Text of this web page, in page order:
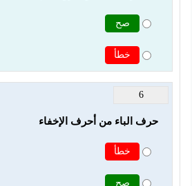
صح
خطأ
6
حرف الباء من أحرف الإخفاء
خطأ
صح